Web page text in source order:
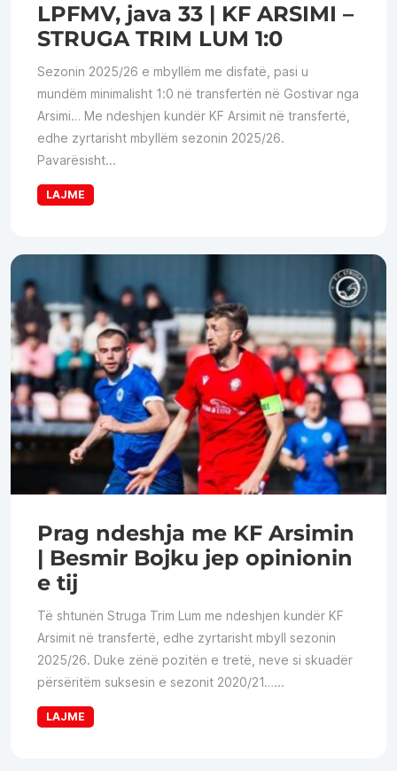
LPFMV, java 33 | KF ARSIMI –
STRUGA TRIM LUM 1:0
Sezonin 2025/26 e mbyllëm me disfatë, pasi u
mundëm minimalisht 1:0 në transfertën në Gostivar nga
Arsimi… Me ndeshjen kundër KF Arsimit në transfertë,
edhe zyrtarisht mbyllëm sezonin 2025/26.
Pavarësisht...
LAJME
Prag ndeshja me KF Arsimin
| Besmir Bojku jep opinionin
e tij
Të shtunën Struga Trim Lum me ndeshjen kundër KF
Arsimit në transfertë, edhe zyrtarisht mbyll sezonin
2025/26. Duke zënë pozitën e tretë, neve si skuadër
përsëritëm suksesin e sezonit 2020/21…...
LAJME